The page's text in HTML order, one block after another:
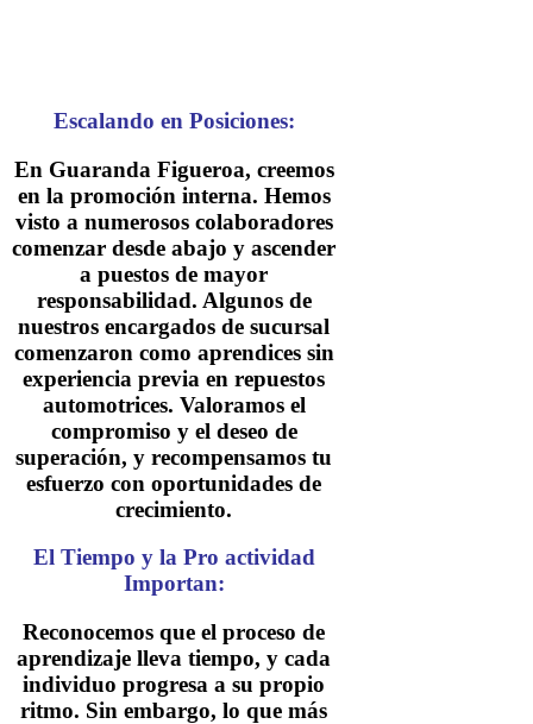
Escalando en Posiciones:
En Guaranda Figueroa, creemos
en la promoción interna. Hemos
visto a numerosos colaboradores
comenzar desde abajo y ascender
a puestos de mayor
responsabilidad. Algunos de
nuestros encargados de sucursal
comenzaron como aprendices sin
experiencia previa en repuestos
automotrices. Valoramos el
compromiso y el deseo de
superación, y recompensamos tu
esfuerzo con oportunidades de
crecimiento.
El Tiempo y la Pro actividad
Importan:
Reconocemos que el proceso de
aprendizaje lleva tiempo, y cada
individuo progresa a su propio
ritmo. Sin embargo, lo que más